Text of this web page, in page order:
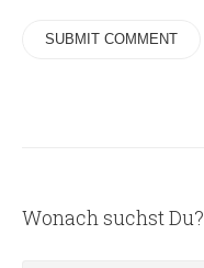
Wonach suchst Du?